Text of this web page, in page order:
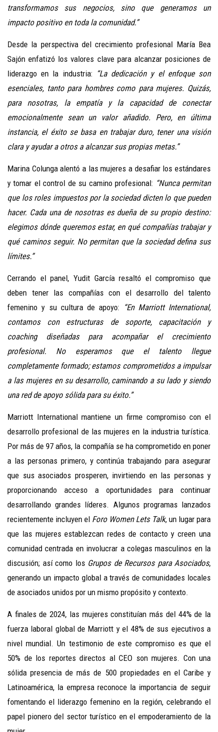
transformamos sus negocios, sino que generamos un
impacto positivo en toda la comunidad.”
Desde la perspectiva del crecimiento profesional María Bea
Sajón enfatizó los valores clave para alcanzar posiciones de
liderazgo en la industria: “La dedicación y el enfoque son
esenciales, tanto para hombres como para mujeres. Quizás,
para nosotras, la empatía y la capacidad de conectar
emocionalmente sean un valor añadido. Pero, en última
instancia, el éxito se basa en trabajar duro, tener una visión
clara y ayudar a otros a alcanzar sus propias metas.”
Marina Colunga alentó a las mujeres a desafiar los estándares
y tomar el control de su camino profesional: “Nunca permitan
que los roles impuestos por la sociedad dicten lo que pueden
hacer. Cada una de nosotras es dueña de su propio destino:
elegimos dónde queremos estar, en qué compañías trabajar y
qué caminos seguir. No permitan que la sociedad defina sus
límites.”
Cerrando el panel, Yudit García resaltó el compromiso que
deben tener las compañías con el desarrollo del talento
femenino y su cultura de apoyo: “En Marriott International,
contamos con estructuras de soporte, capacitación y
coaching diseñadas para acompañar el crecimiento
profesional. No esperamos que el talento llegue
completamente formado; estamos comprometidos a impulsar
a las mujeres en su desarrollo, caminando a su lado y siendo
una red de apoyo sólida para su éxito.”
Marriott International mantiene un firme compromiso con el
desarrollo profesional de las mujeres en la industria turística.
Por más de 97 años, la compañía se ha comprometido en poner
a las personas primero, y continúa trabajando para asegurar
que sus asociados prosperen, invirtiendo en las personas y
proporcionando acceso a oportunidades para continuar
desarrollando grandes líderes. Algunos programas lanzados
recientemente incluyen el Foro Women Lets Talk, un lugar para
que las mujeres establezcan redes de contacto y creen una
comunidad centrada en involucrar a colegas masculinos en la
discusión; así como los Grupos de Recursos para Asociados,
generando un impacto global a través de comunidades locales
de asociados unidos por un mismo propósito y contexto.
A finales de 2024, las mujeres constituían más del 44% de la
fuerza laboral global de Marriott y el 48% de sus ejecutivos a
nivel mundial. Un testimonio de este compromiso es que el
50% de los reportes directos al CEO son mujeres. Con una
sólida presencia de más de 500 propiedades en el Caribe y
Latinoamérica, la empresa reconoce la importancia de seguir
fomentando el liderazgo femenino en la región, celebrando el
papel pionero del sector turístico en el empoderamiento de la